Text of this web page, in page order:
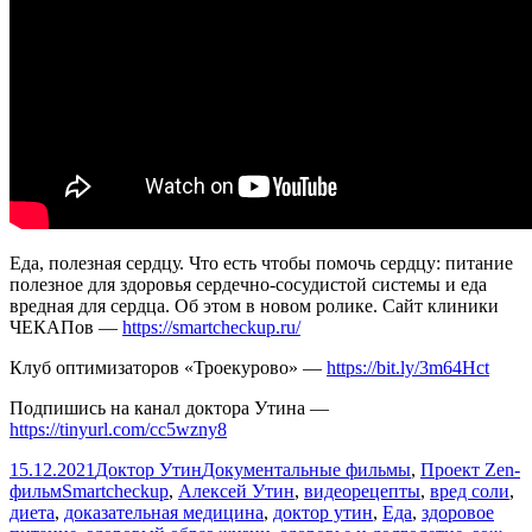
Еда, полезная сердцу. Что есть чтобы помочь сердцу: питание
полезное для здоровья сердечно-сосудистой системы и еда
вредная для сердца. Об этом в новом ролике. Сайт клиники
ЧЕКАПов — https://smartcheckup.ru/
Клуб оптимизаторов «Троекурово» — https://bit.ly/3m64Hct
Подпишись на канал доктора Утина —
https://tinyurl.com/cc5wzny8
Опубликовано
15.12.2021 Автор
Доктор УтинРубрики
Документальные фильмы, Проект Zen-
фильмМетки
Smartcheckup, Алексей Утин, видеорецепты, вред соли,
диета, доказательная медицина, доктор утин, Еда, здоровое